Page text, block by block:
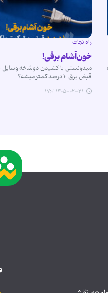
کولر، تا ۵
راه نجات
خون‌آشام برقی!
میدونستی با کشیدن دوشاخه وسایل
قبض برق ۱۰ درصد کمتر میشه؟
۱۴۰۵-۰۲-۳۱ ۱۷:۰۱